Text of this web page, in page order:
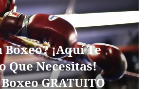
Boxeo? ¡Aquí Te
Que Necesitas!
GRATUITO